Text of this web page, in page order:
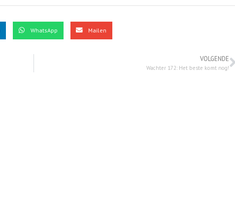
WhatsApp Mailen
VOLGENDE
Wachter 172: Het beste komt nog!